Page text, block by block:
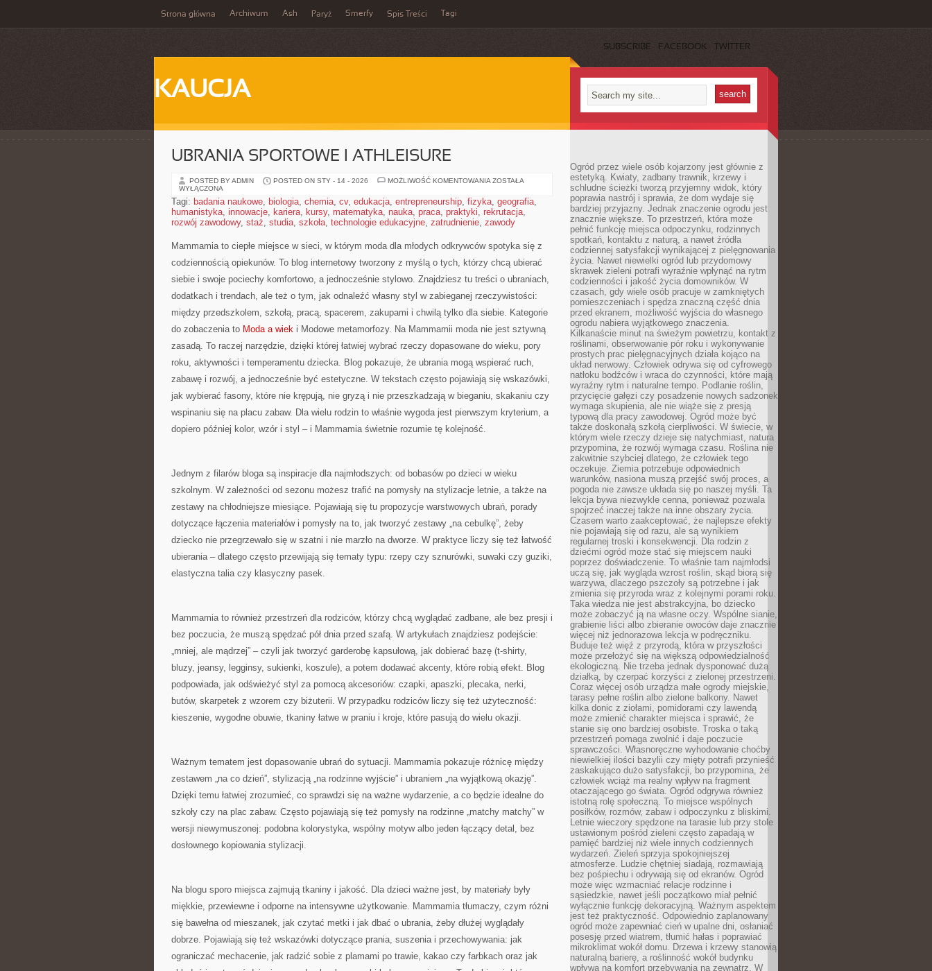
Strona główna Archiwum Ash Paryż Smerfy Spis Treści Tagi
SUBSCRIBE FACEBOOK TWITTER
KAUCJA
UBRANIA SPORTOWE I ATHLEISURE
POSTED BY ADMIN POSTED ON STY - 14 - 2026 MOŻLIWOŚĆ KOMENTOWANIA UBRANIA
ATHLEISURE
ZOSTAŁA
WYŁĄCZONA
Tagi: badania naukowe, biologia, chemia, cv, edukacja, entrepreneurship, fizyka, geografia,
humanistyka, innowacje, kariera, kursy, matematyka, nauka, praca, praktyki, rekrutacja,
rozwój zawodowy, staż, studia, szkoła, technologie edukacyjne, zatrudnienie, zawody
Mammamia to ciepłe miejsce w sieci, w którym moda dla młodych odkrywców spotyka się z
codziennością opiekunów. To blog internetowy tworzony z myślą o tych, którzy chcą ubierać
siebie i swoje pociechy komfortowo, a jednocześnie stylowo. Znajdziesz tu treści o ubraniach,
dodatkach i trendach, ale też o tym, jak odnaleźć własny styl w zabieganej rzeczywistości:
między przedszkolem, szkołą, pracą, spacerem, zakupami i chwilą tylko dla siebie. Kategorie
do zobaczenia to Moda a wiek i Modowe metamorfozy. Na Mammamii moda nie jest sztywną
zasadą. To raczej narzędzie, dzięki której łatwiej wybrać rzeczy dopasowane do wieku, pory
roku, aktywności i temperamentu dziecka. Blog pokazuje, że ubrania mogą wspierać ruch,
zabawę i rozwój, a jednocześnie być estetyczne. W tekstach często pojawiają się wskazówki,
jak wybierać fasony, które nie krępują, nie gryzą i nie przeszkadzają w bieganiu, skakaniu czy
wspinaniu się na placu zabaw. Dla wielu rodzin to właśnie wygoda jest pierwszym kryterium, a
dopiero później kolor, wzór i styl – i Mammamia świetnie rozumie tę kolejność.
Jednym z filarów bloga są inspiracje dla najmłodszych: od bobasów po dzieci w wieku
szkolnym. W zależności od sezonu możesz trafić na pomysły na stylizacje letnie, a także na
zestawy na chłodniejsze miesiące. Pojawiają się tu propozycje warstwowych ubrań, porady
dotyczące łączenia materiałów i pomysły na to, jak tworzyć zestawy „na cebulkę”, żeby
dziecko nie przegrzewało się w szatni i nie marzło na dworze. W praktyce liczy się też łatwość
ubierania – dlatego często przewijają się tematy typu: rzepy czy sznurówki, suwaki czy guziki,
elastyczna talia czy klasyczny pasek.
Mammamia to również przestrzeń dla rodziców, którzy chcą wyglądać zadbane, ale bez presji i
bez poczucia, że muszą spędzać pół dnia przed szafą. W artykułach znajdziesz podejście:
„mniej, ale mądrzej” – czyli jak tworzyć garderobę kapsułową, jak dobierać bazę (t-shirty,
bluzy, jeansy, legginsy, sukienki, koszule), a potem dodawać akcenty, które robią efekt. Blog
podpowiada, jak odświeżyć styl za pomocą akcesoriów: czapki, apaszki, plecaka, nerki,
butów, skarpetek z wzorem czy biżuterii. W przypadku rodziców liczy się też użyteczność:
kieszenie, wygodne obuwie, tkaniny łatwe w praniu i kroje, które pasują do wielu okazji.
Ważnym tematem jest dopasowanie ubrań do sytuacji. Mammamia pokazuje różnicę między
zestawem „na co dzień”, stylizacją „na rodzinne wyjście” i ubraniem „na wyjątkową okazję”.
Dzięki temu łatwiej zrozumieć, co sprawdzi się na ważne wydarzenie, a co będzie idealne do
szkoły czy na plac zabaw. Często pojawiają się też pomysły na rodzinne „matchy matchy” w
wersji niewymuszonej: podobna kolorystyka, wspólny motyw albo jeden łączący detal, bez
dosłownego kopiowania stylizacji.
Na blogu sporo miejsca zajmują tkaniny i jakość. Dla dzieci ważne jest, by materiały były
miękkie, przewiewne i odporne na intensywne użytkowanie. Mammamia tłumaczy, czym różni
się bawełna od mieszanek, jak czytać metki i jak dbać o ubrania, żeby dłużej wyglądały
dobrze. Pojawiają się też wskazówki dotyczące prania, suszenia i przechowywania: jak
ograniczać mechacenie, jak radzić sobie z plamami po trawie, kakao czy farbkach oraz jak
Ogród przez wiele osób kojarzony jest głównie z
estetyką. Kwiaty, zadbany trawnik, krzewy i
schludne ścieżki tworzą przyjemny widok, który
poprawia nastrój i sprawia, że dom wydaje się
bardziej przyjazny. Jednak znaczenie ogrodu jest
znacznie większe. To przestrzeń, która może
pełnić funkcję miejsca odpoczynku, rodzinnych
spotkań, kontaktu z naturą, a nawet źródła
codziennej satysfakcji wynikającej z pielęgnowania
życia. Nawet niewielki ogród lub przydomowy
skrawek zieleni potrafi wyraźnie wpłynąć na rytm
codzienności i jakość życia domowników. W
czasach, gdy wiele osób pracuje w zamkniętych
pomieszczeniach i spędza znaczną część dnia
przed ekranem, możliwość wyjścia do własnego
ogrodu nabiera wyjątkowego znaczenia.
Kilkanaście minut na świeżym powietrzu, kontakt z
roślinami, obserwowanie pór roku i wykonywanie
prostych prac pielęgnacyjnych działa kojąco na
układ nerwowy. Człowiek odrywa się od cyfrowego
natłoku bodźców i wraca do czynności, które mają
wyraźny rytm i naturalne tempo. Podlanie roślin,
przycięcie gałęzi czy posadzenie nowych sadzonek
wymaga skupienia, ale nie wiąże się z presją
typową dla pracy zawodowej. Ogród może być
także doskonałą szkołą cierpliwości. W świecie, w
którym wiele rzeczy dzieje się natychmiast, natura
przypomina, że rozwój wymaga czasu. Roślina nie
zakwitnie szybciej dlatego, że człowiek tego
oczekuje. Ziemia potrzebuje odpowiednich
warunków, nasiona muszą przejść swój proces, a
pogoda nie zawsze układa się po naszej myśli. Ta
lekcja bywa niezwykle cenna, ponieważ pozwala
spojrzeć inaczej także na inne obszary życia.
Czasem warto zaakceptować, że najlepsze efekty
nie pojawiają się od razu, ale są wynikiem
regularnej troski i konsekwencji. Dla rodzin z
dziećmi ogród może stać się miejscem nauki
poprzez doświadczenie. To właśnie tam najmłodsi
uczą się, jak wygląda wzrost roślin, skąd biorą się
warzywa, dlaczego pszczoły są potrzebne i jak
zmienia się przyroda wraz z kolejnymi porami roku.
Taka wiedza nie jest abstrakcyjna, bo dziecko
może zobaczyć ją na własne oczy. Wspólne sianie,
grabienie liści albo zbieranie owoców daje znacznie
więcej niż jednorazowa lekcja w podręczniku.
Buduje też więź z przyrodą, która w przyszłości
może przełożyć się na większą odpowiedzialność
ekologiczną. Nie trzeba jednak dysponować dużą
działką, by czerpać korzyści z zielonej przestrzeni.
Coraz więcej osób urządza małe ogrody miejskie,
tarasy pełne roślin albo zielone balkony. Nawet
kilka donic z ziołami, pomidorami czy lawendą
może zmienić charakter miejsca i sprawić, że
stanie się ono bardziej osobiste. Troska o taką
przestrzeń pomaga zwolnić i daje poczucie
sprawczości. Własnoręczne wyhodowanie choćby
niewielkiej ilości bazylii czy mięty potrafi przynieść
zaskakująco dużo satysfakcji, bo przypomina, że
człowiek wciąż ma realny wpływ na fragment
otaczającego go świata. Ogród odgrywa również
istotną rolę społeczną. To miejsce wspólnych
posiłków, rozmów, zabaw i odpoczynku z bliskimi.
Letnie wieczory spędzone na tarasie lub przy stole
ustawionym pośród zieleni często zapadają w
pamięć bardziej niż wiele innych codziennych
wydarzeń. Zieleń sprzyja spokojniejszej
atmosferze. Ludzie chętniej siadają, rozmawiają
bez pośpiechu i odrywają się od ekranów. Ogród
może więc wzmacniać relacje rodzinne i
sąsiedzkie, nawet jeśli początkowo miał pełnić
wyłącznie funkcję dekoracyjną. Ważnym aspektem
jest też praktyczność. Odpowiednio zaplanowany
ogród może zapewniać cień w upalne dni, osłaniać
posesję przed wiatrem, tłumić hałas i poprawiać
mikroklimat wokół domu. Drzewa i krzewy stanowią
naturalną barierę, a roślinność wokół budynku
wpływa na komfort przebywania na zewnątrz. W